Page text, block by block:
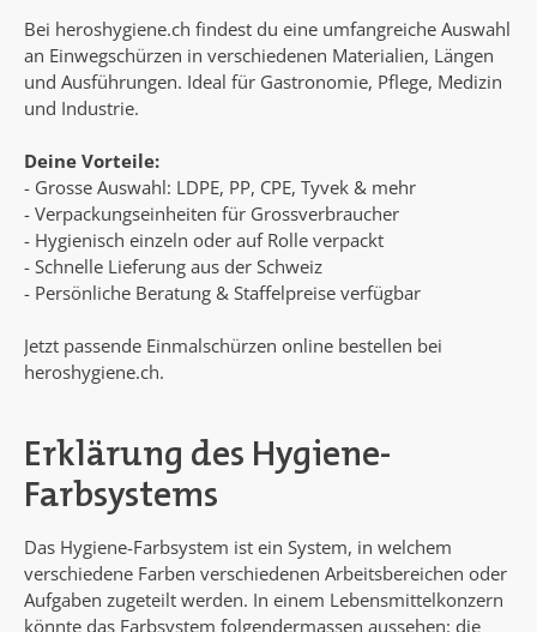
Bei heroshygiene.ch findest du eine umfangreiche Auswahl
an Einwegschürzen in verschiedenen Materialien, Längen
und Ausführungen. Ideal für Gastronomie, Pflege, Medizin
und Industrie.
Deine Vorteile:
- Grosse Auswahl: LDPE, PP, CPE, Tyvek & mehr
- Verpackungseinheiten für Grossverbraucher
- Hygienisch einzeln oder auf Rolle verpackt
- Schnelle Lieferung aus der Schweiz
- Persönliche Beratung & Staffelpreise verfügbar
Jetzt passende Einmalschürzen online bestellen bei
heroshygiene.ch.
Erklärung des Hygiene-
Farbsystems
Das Hygiene-Farbsystem ist ein System, in welchem
verschiedene Farben verschiedenen Arbeitsbereichen oder
Aufgaben zugeteilt werden. In einem Lebensmittelkonzern
könnte das Farbsystem folgendermassen aussehen: die